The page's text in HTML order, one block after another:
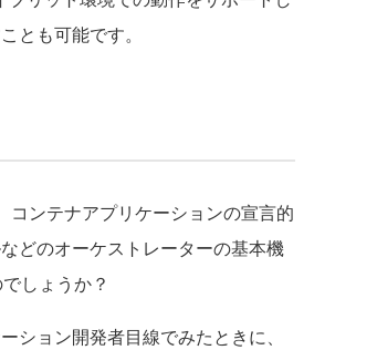
とも可能です。
ンテナアプリケーションの宣言的
どのオーケストレーターの基本機
しょうか？
ョン開発者目線でみたときに、